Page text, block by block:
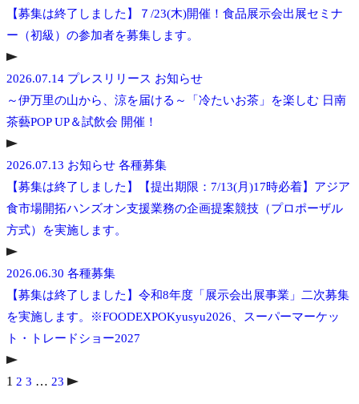
【募集は終了しました】７/23(木)開催！食品展示会出展セミナ
ー（初級）の参加者を募集します。
2026.07.14 プレスリリース お知らせ
～伊万里の山から、涼を届ける～「冷たいお茶」を楽しむ 日南
茶藝POP UP＆試飲会 開催！
2026.07.13 お知らせ 各種募集
【募集は終了しました】【提出期限：7/13(月)17時必着】アジア
食市場開拓ハンズオン支援業務の企画提案競技（プロポーザル
方式）を実施します。
2026.06.30 各種募集
【募集は終了しました】令和8年度「展示会出展事業」二次募集
を実施します。※FOODEXPOKyusyu2026、スーパーマーケッ
ト・トレードショー2027
1 2 3 … 23